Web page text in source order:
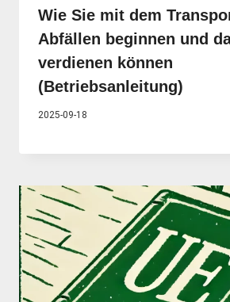
Wie Sie mit dem
Abfällen beginnen und
verdienen können
(Betriebsanleitung)
2025-09-18